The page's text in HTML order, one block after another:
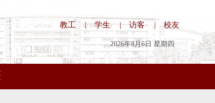
教工|学生|访客 | 校友
2026年8月6日 星期四